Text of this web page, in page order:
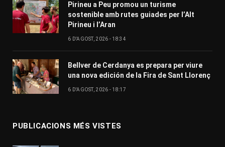
Pirineu a Peu promou un turisme
sostenible amb rutes guiades per l’Alt
Pirineu i l’Aran
6 D'AGOST, 2026 - 18:34
Bellver de Cerdanya es prepara per viure
una nova edición de la Fira de Sant Llorenç
6 D'AGOST, 2026 - 18:17
PUBLICACIONS MÉS VISTES